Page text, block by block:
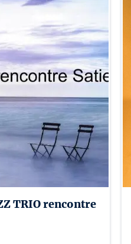
TRIO rencontre